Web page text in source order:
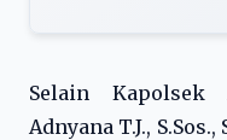
Selain
Adnyana T.J.,